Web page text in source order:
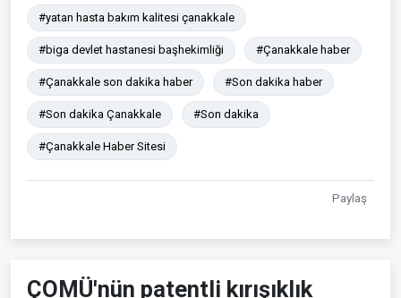
#yatan hasta bakım kalitesi çanakkale
#biga devlet hastanesi başhekimliği #Çanakkale haber
#Çanakkale son dakika haber #Son dakika haber
#Son dakika Çanakkale #Son dakika
#Çanakkale Haber Sitesi
Paylaş
ÇOMÜ'nün patentli kırışıklık